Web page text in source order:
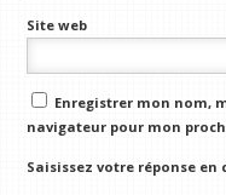
Site web
Enregistrer mon nom,
navigateur pour mon
Saisissez votre réponse en